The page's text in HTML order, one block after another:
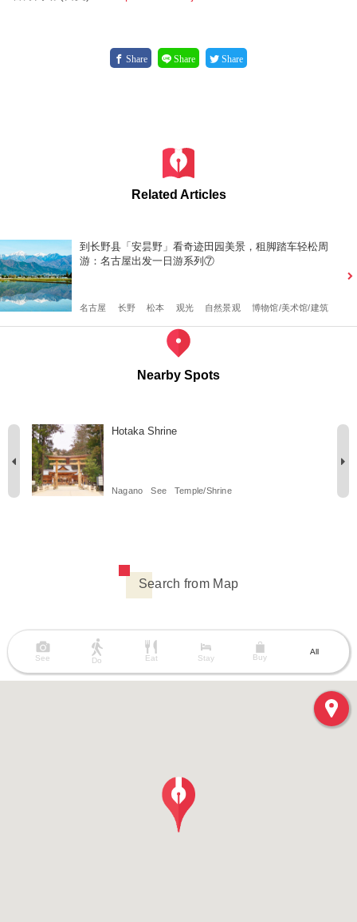
Share Share Share
Related Articles
到长野县「安昙野」看奇迹田园美景，租脚踏车轻松周
游：名古屋出发一日游系列⑦
名古屋 长野 松本 观光 自然景观 博物馆/美术馆/建筑
Nearby Spots
Hotaka Shrine
Nagano See Temple/Shrine
Search from Map
See Do Eat Stay Buy
All